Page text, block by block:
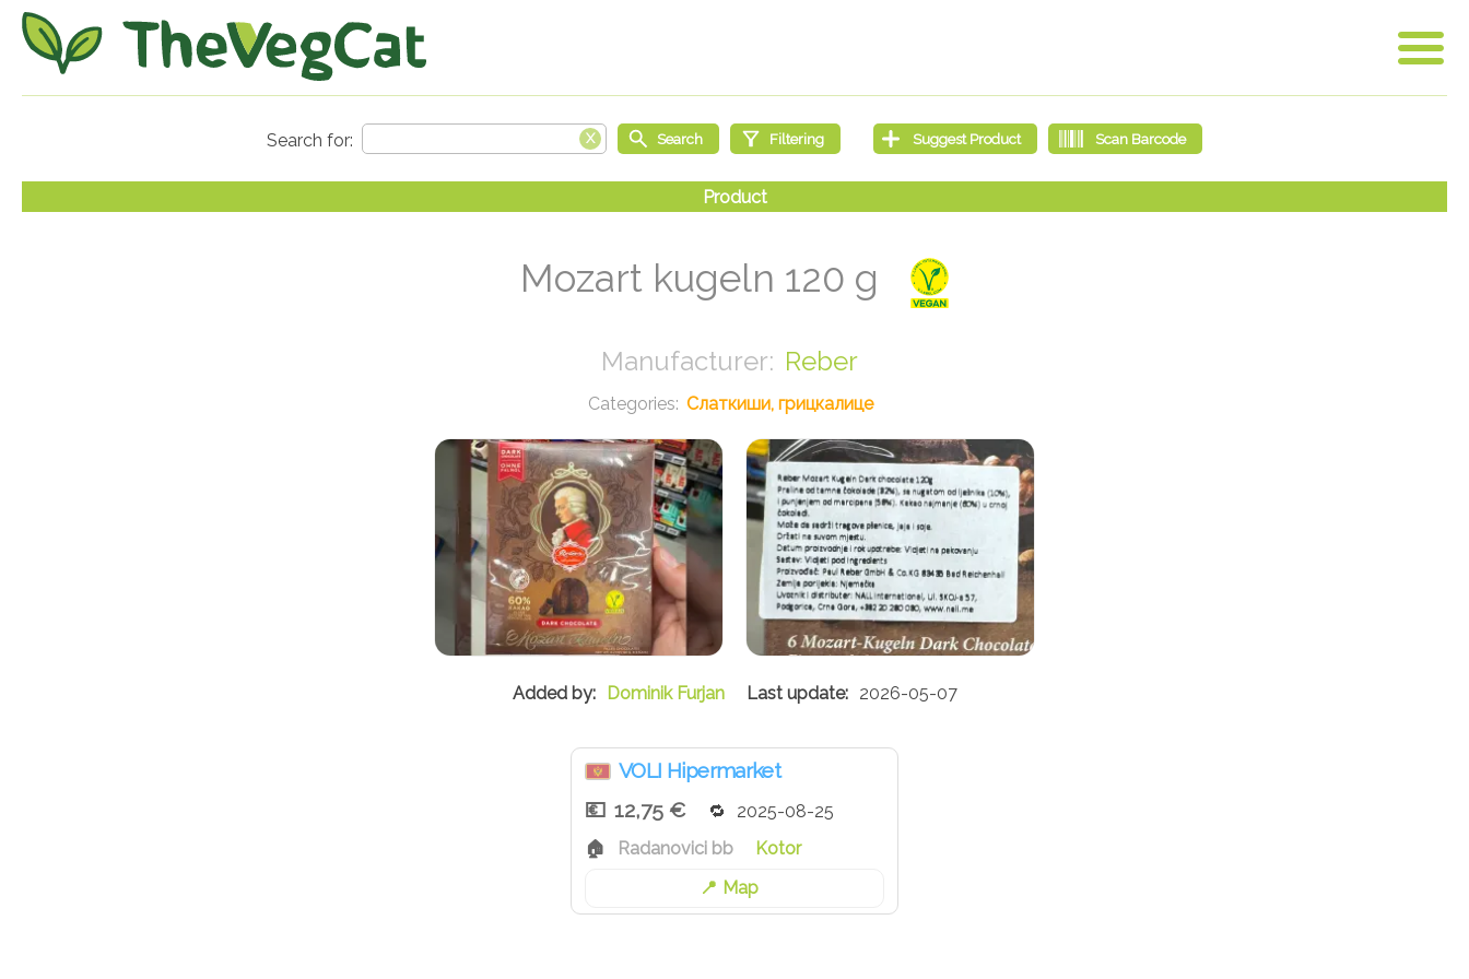
Mozart kugeln 120 g
Reber
Слаткиши, грицкалице
Dominik Furjan 2026-05-07
VOLI Hipermarket
12,75 €
2025-08-25
Radanovici bb
Kotor
Map